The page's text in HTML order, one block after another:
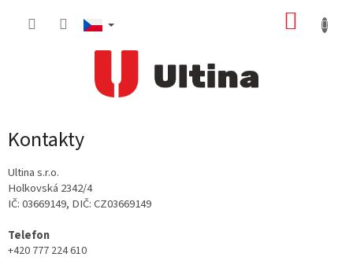
Kontakty
Ultina s.r.o.
Holkovská 2342/4
IČ: 03669149, DIČ: CZ03669149
Telefon
+420 777 224 610